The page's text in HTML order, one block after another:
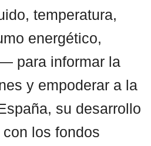
temperatura,
energético,
para informar la
y empoderar a la
su desarrollo
los fondos